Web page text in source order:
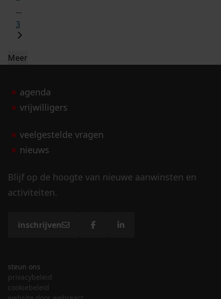
...
3
Meer
agenda
vrijwilligers
veelgestelde vragen
nieuws
Blijf op de hoogte van nieuwe aanwinsten en
activiteiten.
inschrijven
steun ons
privacybeleid
cookiebeleid